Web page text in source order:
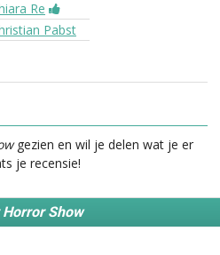
Re
Pabst
gezien en wil je delen wat je er
je recensie!
Horror Show